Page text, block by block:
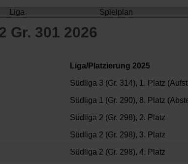
Liga Spielplan
Gr. 301 2026
Liga/Platzierung 2025
Südliga 3 (Gr. 314), 1. Platz
Südliga 1 (Gr. 290), 8. Platz
Südliga 2 (Gr. 298), 2. Platz
Südliga 2 (Gr. 298), 3. Platz
Südliga 2 (Gr. 298), 4. Platz